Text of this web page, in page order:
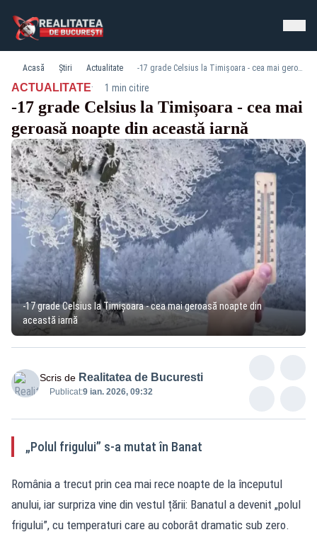
Acasă Știri Actualitate -17 grade Celsius la Timișoara - cea mai geroasă noapte din această iarnă
ACTUALITATE· 1 min citire
-17 grade Celsius la Timișoara - cea mai
geroasă noapte din această iarnă
-17 grade Celsius la Timișoara - cea mai geroasă noapte din
această iarnă
Scris de Realitatea de Bucuresti
Publicat:9 ian. 2026, 09:32
„Polul frigului” s-a mutat în Banat
România a trecut prin cea mai rece noapte de la începutul
anului, iar surpriza vine din vestul țării: Banatul a devenit „polul
frigului”, cu temperaturi care au coborât dramatic sub zero.